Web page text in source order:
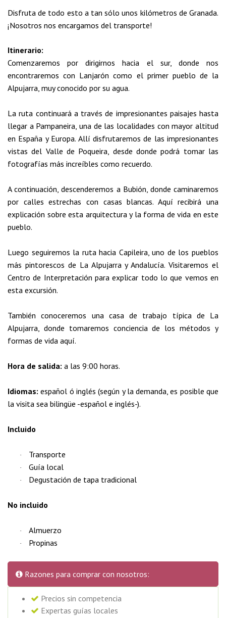
Disfruta de todo esto a tan sólo unos kilómetros de Granada.
¡Nosotros nos encargamos del transporte!
Itinerario:
Comenzaremos por dirigirnos hacia el sur, donde nos
encontraremos con Lanjarón como el primer pueblo de la
Alpujarra, muy conocido por su agua.
La ruta continuará a través de impresionantes paisajes hasta
llegar a Pampaneira, una de las localidades con mayor altitud
en España y Europa. Allí disfrutaremos de las impresionantes
vistas del Valle de Poqueira, desde donde podrá tomar las
fotografías más increíbles como recuerdo.
A continuación, descenderemos a Bubión, donde caminaremos
por calles estrechas con casas blancas. Aquí recibirá una
explicación sobre esta arquitectura y la forma de vida en este
pueblo.
Luego seguiremos la ruta hacia Capileira, uno de los pueblos
más pintorescos de La Alpujarra y Andalucía. Visitaremos el
Centro de Interpretación para explicar todo lo que vemos en
esta excursión.
También conoceremos una casa de trabajo típica de La
Alpujarra, donde tomaremos conciencia de los métodos y
formas de vida aquí.
Hora de salida: a las 9:00 horas.
Idiomas: español ó inglés (según y la demanda, es posible que
la visita sea bilingüe -español e inglés-).
Incluido
· Transporte
· Guía local
· Degustación de tapa tradicional
No incluido
· Almuerzo
· Propinas
Razones para comprar con nosotros:
Precios sin competencia
Expertas guías locales